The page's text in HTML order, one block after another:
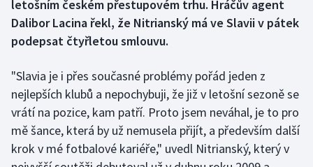
Florbal
Golf
Gymnastika
Házená
letošním českém přestupovém trhu. Hráčův agent
Dalibor Lacina řekl, že Nitrianský má ve Slavii v pátek
podepsat čtyřletou smlouvu.
"Slavia je i přes současné problémy pořád jeden z
nejlepších klubů a nepochybuji, že již v letošní sezoně se
vrátí na pozice, kam patří. Proto jsem neváhal, je to pro
mě šance, která by už nemusela přijít, a především další
krok v mé fotbalové kariéře," uvedl Nitrianský, který v